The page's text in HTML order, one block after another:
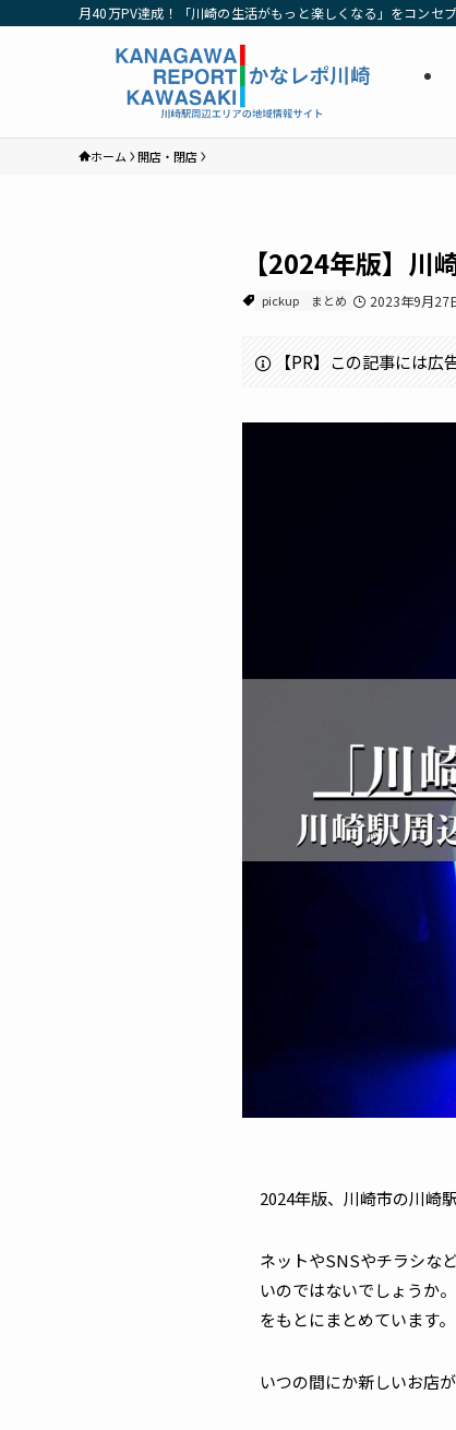
月40万PV達成！「川崎の生活がもっと楽しくなる」をコンセ
ホーム 開店・閉店
【2024年版】
pickup まとめ 2023年9月27
【PR】この記事には広
2024年版、川崎市の川崎
ネットやSNSやチラシな
いのではないでしょうか
をもとにまとめています。
いつの間にか新しいお店